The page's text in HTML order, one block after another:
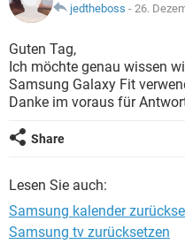
FACEBOOK
WHATSAPP
FACEBOOK
ANDROID
WHATSAPP
FACEBOOK
SPIELE
ANDROID
WINDOWS 10
FACEBOOK
jedtheboss - 26.
Guten Tag,
Ich möchte genau wissen
Samsung Galaxy Fit
Danke im voraus für
Share
Lesen Sie auch:
Samsung kalender
Samsung tv zurücksetzen